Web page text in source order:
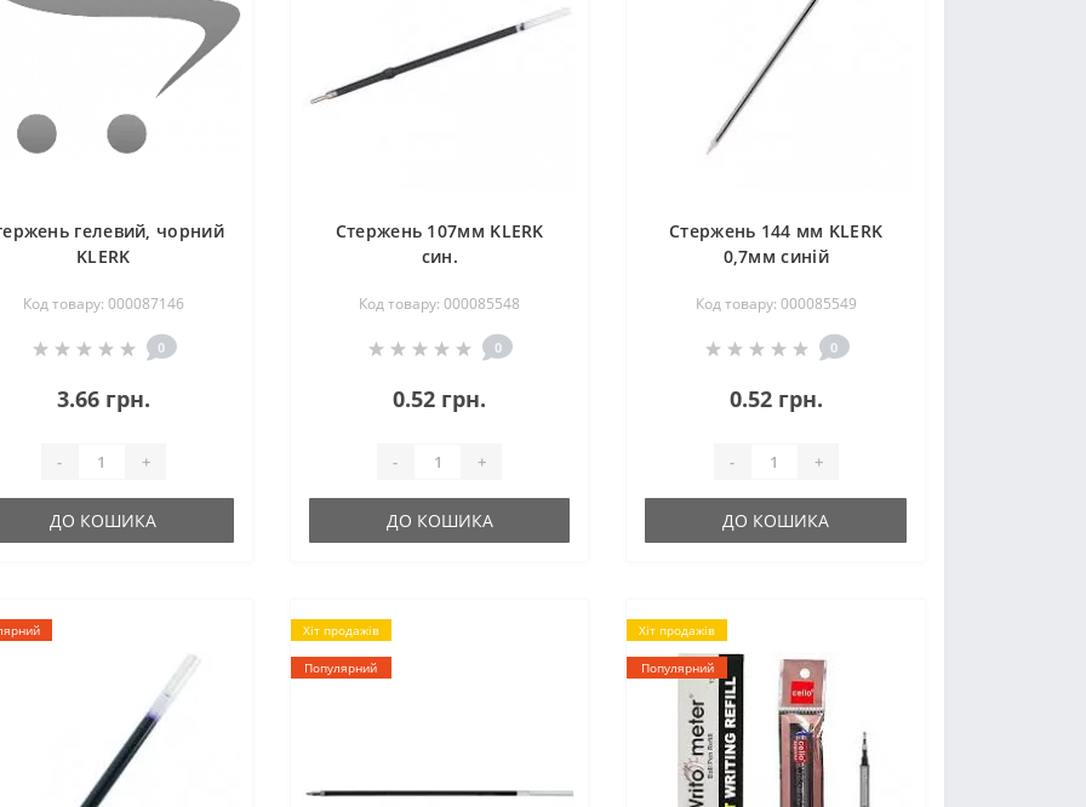
гелевий, чорний
KLERK
Код товару: 000087146
0
3.66 грн.
- +
ДО КОШИКА
Стержень 107мм KLERK
син.
Код товару: 000085548
0
0.52 грн.
- +
ДО КОШИКА
Стержень 144 мм KLERK
0,7мм синій
Код товару: 000085549
0
0.52 грн.
- +
ДО КОШИКА
Хіт продажів
Популярний
Хіт продажів
Популярний